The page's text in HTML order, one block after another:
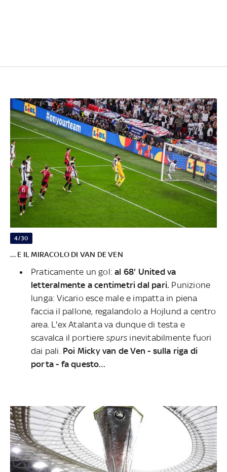
4/30
… E IL MIRACOLO DI VAN DE VEN
Praticamente un gol:al 68' United va
letteralmente a centimetri dal pari. Punizione
lunga: Vicario esce male e impatta in piena
faccia il pallone, regalandolo a Hojlund a centro
area. L'ex Atalanta va dunque di testa e
scavalca il portierespurs inevitabilmente fuori
dai pali. Poi Micky van de Ven - sulla riga di
porta - fa questo…